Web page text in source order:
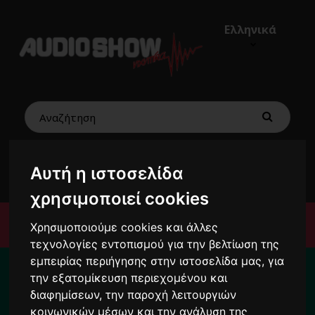
Αυτή η ιστοσελίδα
χρησιμοποιεί cookies
Χρησιμοποιούμε cookies και άλλες
τεχνολογίες εντοπισμού για την βελτίωση της
εμπειρίας περιήγησης στην ιστοσελίδα μας, για
την εξατομίκευση περιεχομένου και
διαφημίσεων, την παροχή λειτουργιών
κοινωνικών μέσων και την ανάλυση της
Ελληνικά
0
Μενού
Για το διάστημα από 10/8 ως 24/8 οι
παραγγελίες σας ενδέχεται να
καθυστερήσουν !